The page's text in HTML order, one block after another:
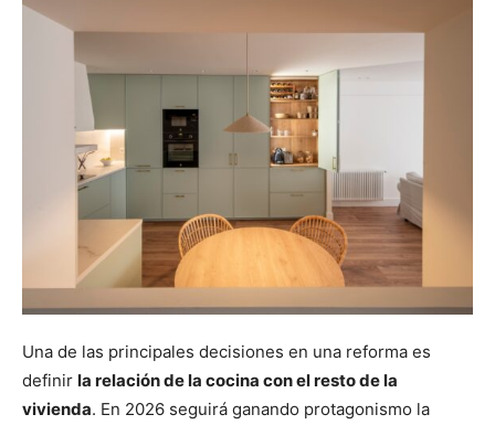
Una de las principales decisiones en una reforma es
definir la relación de la cocina con el resto de la
vivienda. En 2026 seguirá ganando protagonismo la